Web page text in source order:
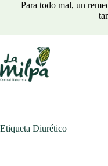
Para todo mal, un
Etiqueta Diurético